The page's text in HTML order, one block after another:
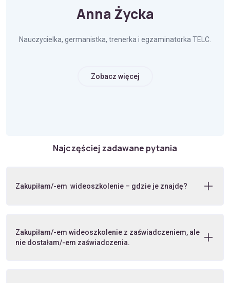
Anna Życka
Nauczycielka, germanistka, trenerka i egzaminatorka TELC.
Zobacz więcej
Najczęściej zadawane pytania
Zakupiłam/-em wideoszkolenie – gdzie je znajdę?
Zakupiłam/-em wideoszkolenie z zaświadczeniem, ale
nie dostałam/-em zaświadczenia.